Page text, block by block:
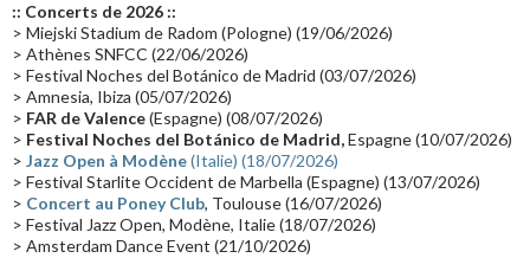
Passages radio Vidéo Jarrecast (16) Synthé 80's
Les concerts en Chine(16) Cinéma
Synthé Roland(15) Belgique(15)
(14) Astronomie (14) (14)
Tournée 2025(14) 2024(14) Chine(13)
:: Concerts de 2026 ::
> Miejski Stadium de Radom (Pologne) (19/06/2026)
> Athènes SNFCC (22/06/2026)
> Festival Noches del Botánico de Madrid (03/07/2026)
> Amnesia, Ibiza (05/07/2026)
> FAR de Valence(Espagne) (08/07/2026)
> Festival Noches del Botánico de Madrid,Espagne (10/07/2026)
> Jazz Open à Modène(Italie) (18/07/2026)
> Festival Starlite Occident de Marbella (Espagne) (13/07/2026)
> Concert au Poney Club, Toulouse (16/07/2026)
> Festival Jazz Open, Modène, Italie (18/07/2026)
> Amsterdam Dance Event (21/10/2026)